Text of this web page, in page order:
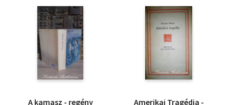
A ​kamasz - regény
Amerikai Tragédia -